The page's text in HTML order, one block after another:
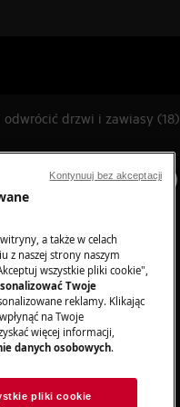
odwrócić drzwi i zawiasy (18)
(18)
a także w celach
z naszej strony naszym
wszystkie pliki cookie",
Twoje
reklamy. Klikając
na Twoje
więcej informacji,
danych osobowych.
pliki cookie
Kontynuuj bez akceptacji